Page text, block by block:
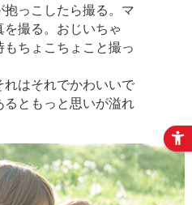
っこしたら撮る。マ
撮る。おじいちゃ
ちょこちょこと撮っ
はそれでかわいいで
ともっと思いが溢れ